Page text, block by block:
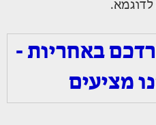
באחריות -
מציעים